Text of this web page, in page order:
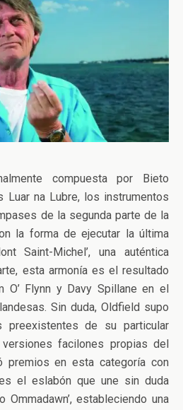
compuesta por Bieto
Luar na Lubre, los instrumentos
de la segunda parte de la
la forma de ejecutar la última
Saint-Michel’, una auténtica
esta armonía es el resultado
Flynn y Davy Spillane en el
Sin duda, Oldfield supo
preexistentes de su particular
facilones propias del
premios en esta categoría con
el eslabón que une sin duda
Ommadawn’, estableciendo una